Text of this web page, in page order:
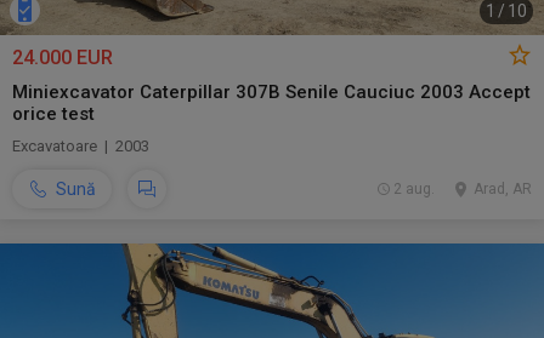
1 / 10
24.000 EUR
Miniexcavator Caterpillar 307B Senile Cauciuc 2003 Accept
orice test
Excavatoare | 2003
Sună Arad, AR
2 aug.